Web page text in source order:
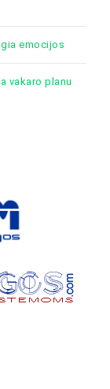
emocijos
vakaro planu